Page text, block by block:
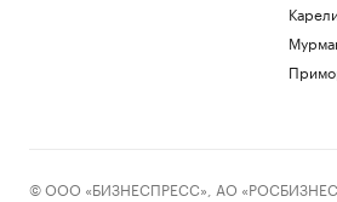
© ООО «БИЗНЕСПРЕСС», АО